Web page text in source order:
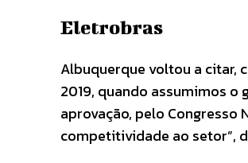
Eletrobras
Albuquerque voltou a citar,
2019, quando assumimos o
aprovação, pelo Congresso
competitividade ao setor”,